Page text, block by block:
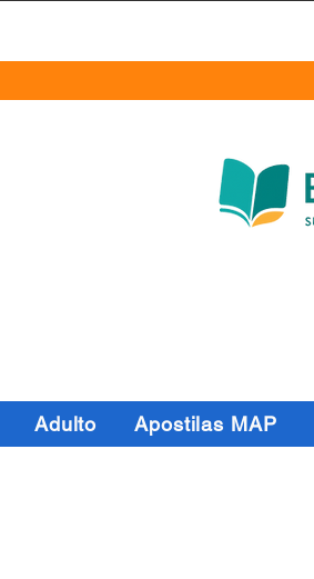
Adulto Apostilas MAP